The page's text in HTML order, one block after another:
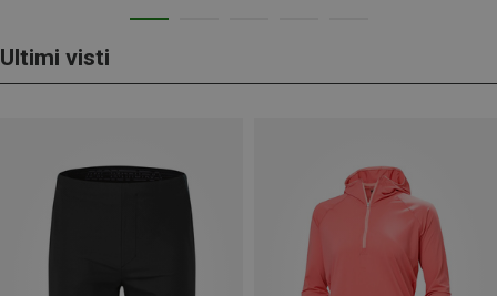
Ultimi visti